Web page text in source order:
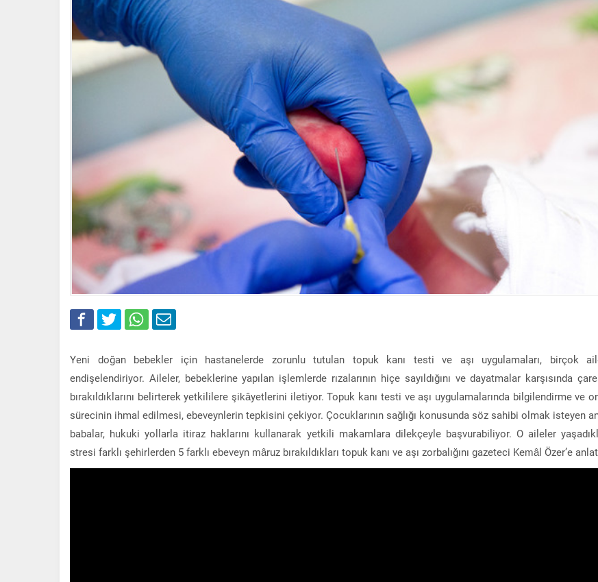
Yeni doğan bebekler için hastanelerde zorunlu tutulan topuk kanı testi ve aşı uygulamaları, birçok
endişelendiriyor. Aileler, bebeklerine yapılan işlemlerde rızalarının hiçe sayıldığını ve dayatmalar karşısında
bırakıldıklarını belirterek yetkililere şikâyetlerini iletiyor. Topuk kanı testi ve aşı uygulamalarında bilgilendirme ve
sürecinin ihmal edilmesi, ebeveynlerin tepkisini çekiyor. Çocuklarının sağlığı konusunda söz sahibi olmak isteyen
babalar, hukuki yollarla itiraz haklarını kullanarak yetkili makamlara dilekçeyle başvurabiliyor. O aileler
stresi farklı şehirlerden 5 farklı ebeveyn mâruz bırakıldıkları topuk kanı ve aşı zorbalığını gazeteci Kemâl Özer’e